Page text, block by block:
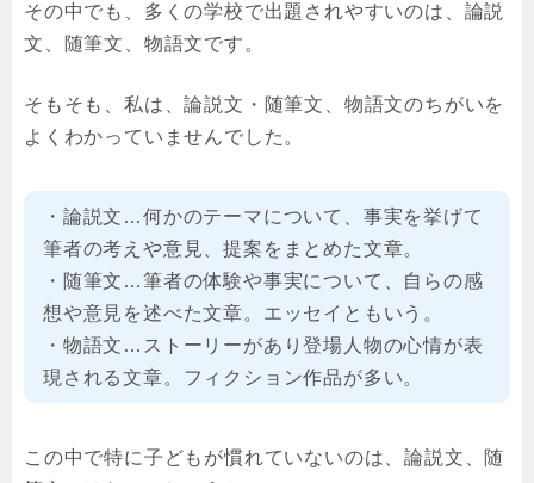
その中でも、多くの学校で出題されやすいのは、論説
文、随筆文、物語文です。
そもそも、私は、論説文・随筆文、物語文のちがいを
よくわかっていませんでした。
・論説文…何かのテーマについて、事実を挙げて
筆者の考えや意見、提案をまとめた文章。
・随筆文…筆者の体験や事実について、自らの感
想や意見を述べた文章。エッセイともいう。
・物語文…ストーリーがあり登場人物の心情が表
現される文章。フィクション作品が多い。
この中で特に子どもが慣れていないのは、論説文、随